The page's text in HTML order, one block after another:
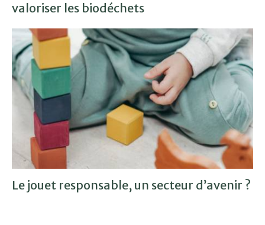
valoriser les biodéchets
Le jouet responsable, un secteur d’avenir ?